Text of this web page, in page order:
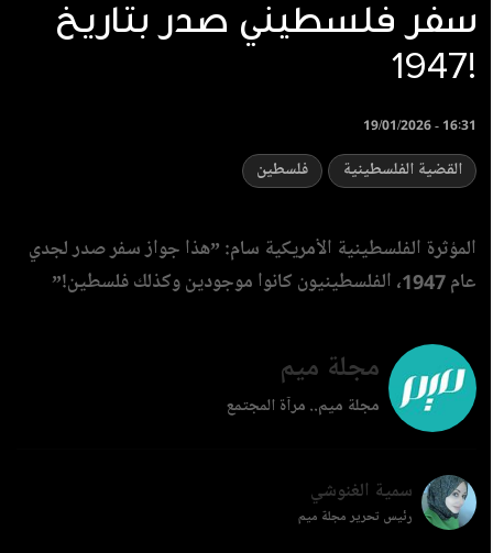
سفر فلسطيني صدر بتاريخ
1947!
19/01/2026 - 16:31
القضية الفلسطينية فلسطين
المؤثرة الفلسطينية الأمريكية سام: ”هذا جواز سفر صدر لجدي
عام 1947، الفلسطينيون كانوا موجودين وكذلك فلسطين!”
مجلة ميم
مجلة ميم.. مرآة المجتمع
سمية الغنوشي
رئيس تحرير مجلة ميم